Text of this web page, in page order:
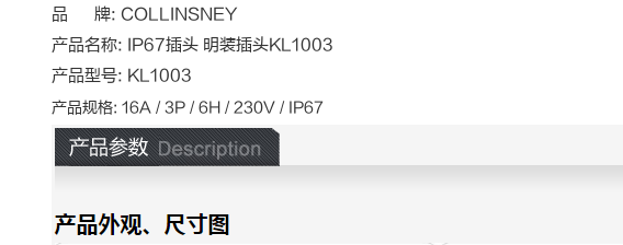
品 牌: COLLINSNEY
产品名称: IP67插头 明装插头KL1003
产品型号: KL1003
产品规格: 16A / 3P / 6H / 230V / IP67